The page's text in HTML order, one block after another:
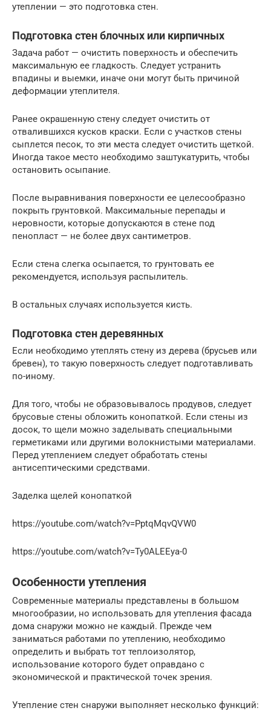
утеплении — это подготовка стен.
Подготовка стен блочных или кирпичных
Задача работ — очистить поверхность и обеспечить
максимальную ее гладкость. Следует устранить
впадины и выемки, иначе они могут быть причиной
деформации утеплителя.
Ранее окрашенную стену следует очистить от
отвалившихся кусков краски. Если с участков стены
сыплется песок, то эти места следует очистить щеткой.
Иногда такое место необходимо заштукатурить, чтобы
остановить осыпание.
После выравнивания поверхности ее целесообразно
покрыть грунтовкой. Максимальные перепады и
неровности, которые допускаются в стене под
пенопласт — не более двух сантиметров.
Если стена слегка осыпается, то грунтовать ее
рекомендуется, используя распылитель.
В остальных случаях используется кисть.
Подготовка стен деревянных
Если необходимо утеплять стену из дерева (брусьев или
бревен), то такую поверхность следует подготавливать
по-иному.
Для того, чтобы не образовывалось продувов, следует
брусовые стены обложить конопаткой. Если стены из
досок, то щели можно заделывать специальными
герметиками или другими волокнистыми материалами.
Перед утеплением следует обработать стены
антисептическими средствами.
Заделка щелей конопаткой
https://youtube.com/watch?v=PptqMqvQVW0
https://youtube.com/watch?v=Ty0ALEEya-0
Особенности утепления
Современные материалы представлены в большом
многообразии, но использовать для утепления фасада
дома снаружи можно не каждый. Прежде чем
заниматься работами по утеплению, необходимо
определить и выбрать тот теплоизолятор,
использование которого будет оправдано с
экономической и практической точек зрения.
Утепление стен снаружи выполняет несколько функций: